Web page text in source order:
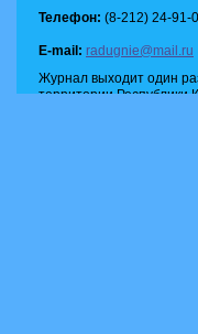
Телефон: (8-212) 24-91-
E-mail: radugnie@mail.ru
Журнал выходит один
территории Республики